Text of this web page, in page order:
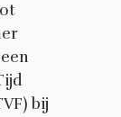
bij